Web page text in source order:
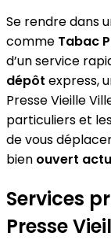
Se rendre dans
comme Tabac
d’un service
dépôt express,
Presse Vieille
particuliers et
de vous
bien ouvert
Services
Presse